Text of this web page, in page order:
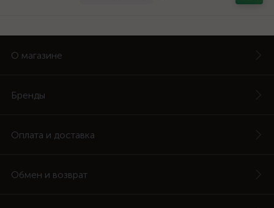
О магазине
Бренды
Оплата и доставка
Обмен и возврат